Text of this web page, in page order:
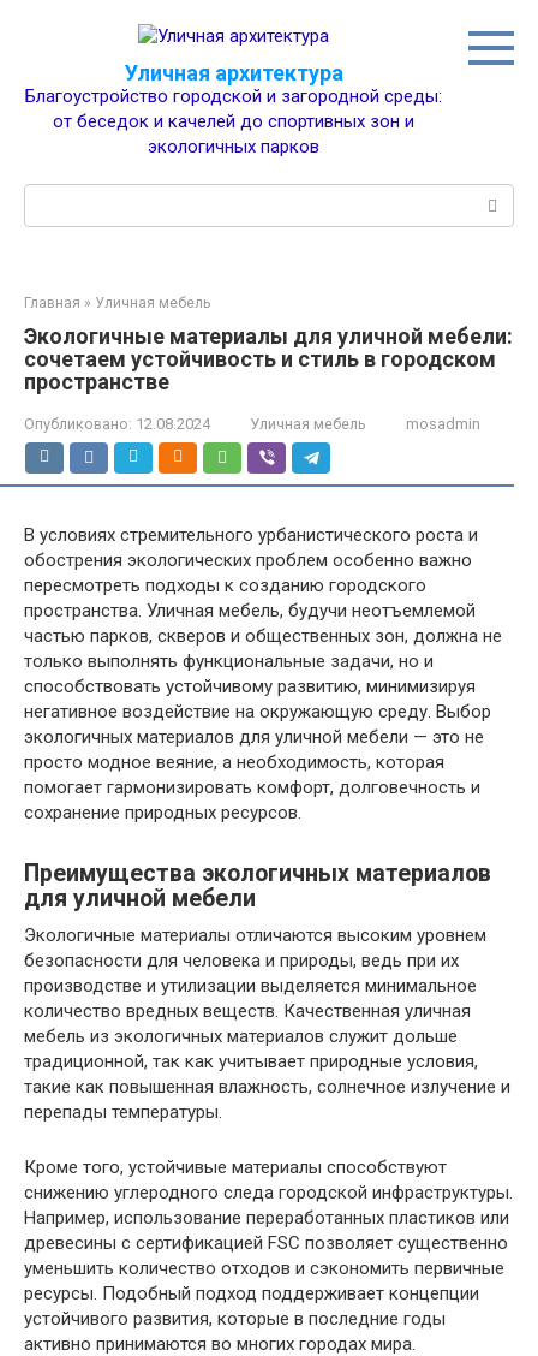
Уличная архитектура
Благоустройство городской и загородной среды:
от беседок и качелей до спортивных зон и
экологичных парков
Главная » Уличная мебель
Экологичные материалы для уличной мебели:
сочетаем устойчивость и стиль в городском
пространстве
Опубликовано: 12.08.2024 Уличная мебель mosadmin
В условиях стремительного урбанистического роста и
обострения экологических проблем особенно важно
пересмотреть подходы к созданию городского
пространства. Уличная мебель, будучи неотъемлемой
частью парков, скверов и общественных зон, должна не
только выполнять функциональные задачи, но и
способствовать устойчивому развитию, минимизируя
негативное воздействие на окружающую среду. Выбор
экологичных материалов для уличной мебели — это не
просто модное веяние, а необходимость, которая
помогает гармонизировать комфорт, долговечность и
сохранение природных ресурсов.
Преимущества экологичных материалов
для уличной мебели
Экологичные материалы отличаются высоким уровнем
безопасности для человека и природы, ведь при их
производстве и утилизации выделяется минимальное
количество вредных веществ. Качественная уличная
мебель из экологичных материалов служит дольше
традиционной, так как учитывает природные условия,
такие как повышенная влажность, солнечное излучение и
перепады температуры.
Кроме того, устойчивые материалы способствуют
снижению углеродного следа городской инфраструктуры.
Например, использование переработанных пластиков или
древесины с сертификацией FSC позволяет существенно
уменьшить количество отходов и сэкономить первичные
ресурсы. Подобный подход поддерживает концепции
устойчивого развития, которые в последние годы
активно принимаются во многих городах мира.